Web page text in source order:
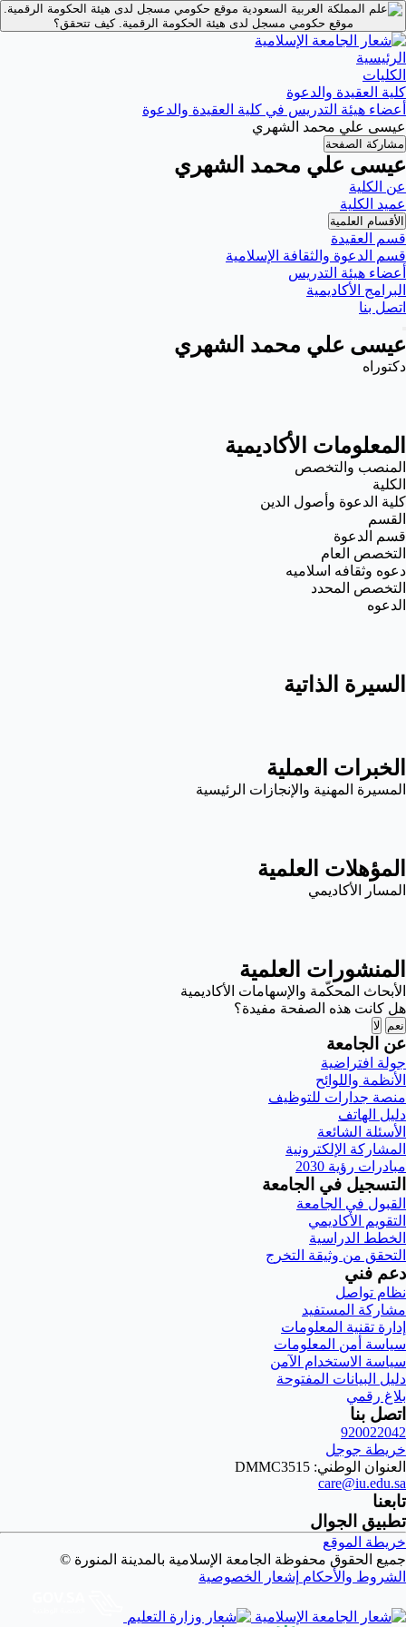
موقع حكومي مسجل لدى هيئة الحكومة الرقمية.
موقع حكومي مسجل لدى هيئة الحكومة الرقمية.كيف تتحقق؟
الرئيسية
الكليات
كلية العقيدة والدعوة
أعضاء هيئة التدريس في كلية العقيدة والدعوة
عيسى علي محمد الشهري
مشاركة الصفحة
عيسى علي محمد الشهري
عن الكلية
عميد الكلية
الأقسام العلمية
قسم العقيدة
قسم الدعوة والثقافة الإسلامية
أعضاء هيئة التدريس
البرامج الأكاديمية
اتصل بنا
عيسى علي محمد الشهري
دكتوراه
المعلومات الأكاديمية
المنصب والتخصص
الكلية
كلية الدعوة وأصول الدين
القسم
قسم الدعوة
التخصص العام
دعوه وثقافه اسلاميه
التخصص المحدد
الدعوه
السيرة الذاتية
الخبرات العملية
المسيرة المهنية والإنجازات الرئيسية
المؤهلات العلمية
المسار الأكاديمي
المنشورات العلمية
الأبحاث المحكّمة والإسهامات الأكاديمية
هل كانت هذه الصفحة مفيدة؟
نعم لا
عن الجامعة
جولة افتراضية
الأنظمة واللوائح
منصة جدارات للتوظيف
دليل الهاتف
الأسئلة الشائعة
المشاركة الإلكترونية
مبادرات رؤية 2030
التسجيل في الجامعة
القبول في الجامعة
التقويم الأكاديمي
الخطط الدراسية
التحقق من وثيقة التخرج
دعم فني
نظام تواصل
مشاركة المستفيد
إدارة تقنية المعلومات
سياسة أمن المعلومات
سياسة الاستخدام الآمن
دليل البيانات المفتوحة
بلاغ رقمي
اتصل بنا
920022042
خريطة جوجل
العنوان الوطني: DMMC3515
care@iu.edu.sa
تابعنا
تطبيق الجوال
خريطة الموقع
جميع الحقوق محفوظة الجامعة الإسلامية بالمدينة المنورة ©
الشروط والأحكام إشعار الخصوصية